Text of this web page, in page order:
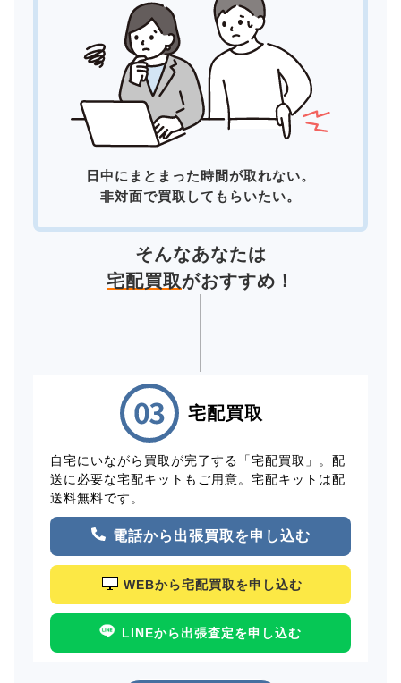
日中にまとまった時間が取れない。
非対面で買取してもらいたい。
そんなあなたは
宅配買取がおすすめ！
宅配買取
自宅にいながら買取が完了する「宅配買取」。配
送に必要な宅配キットもご用意。宅配キットは配
送料無料です。
電話から出張買取を申し込む
WEBから宅配買取を申し込む
LINEから出張査定を申し込む